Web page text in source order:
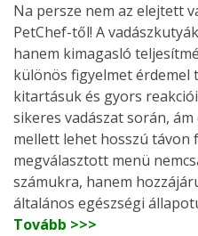
Na persze nem az elejtett
PetChef-től! A
hanem kimagasló
különös figyelmet érdemel
kitartásuk és gyors
sikeres vadászat során,
mellett lehet hosszú távon
megválasztott menü
számukra, hanem
általános egészségi
Tovább >>>